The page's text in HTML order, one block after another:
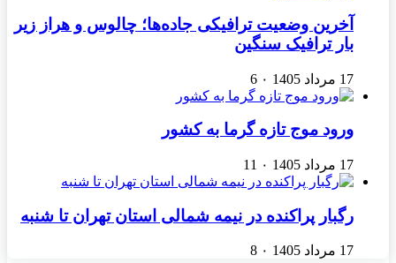
آخرین وضعیت ترافیکی جاده‌ها؛ چالوس و هراز زیر
بار ترافیک سنگین
17 مرداد 1405 ۰ 6
ورود موج تازه گرما به کشور
17 مرداد 1405 ۰ 11
رگبار پراکنده در نیمه شمالی استان تهران تا شنبه
17 مرداد 1405 ۰ 8